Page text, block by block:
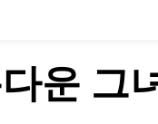
운 그